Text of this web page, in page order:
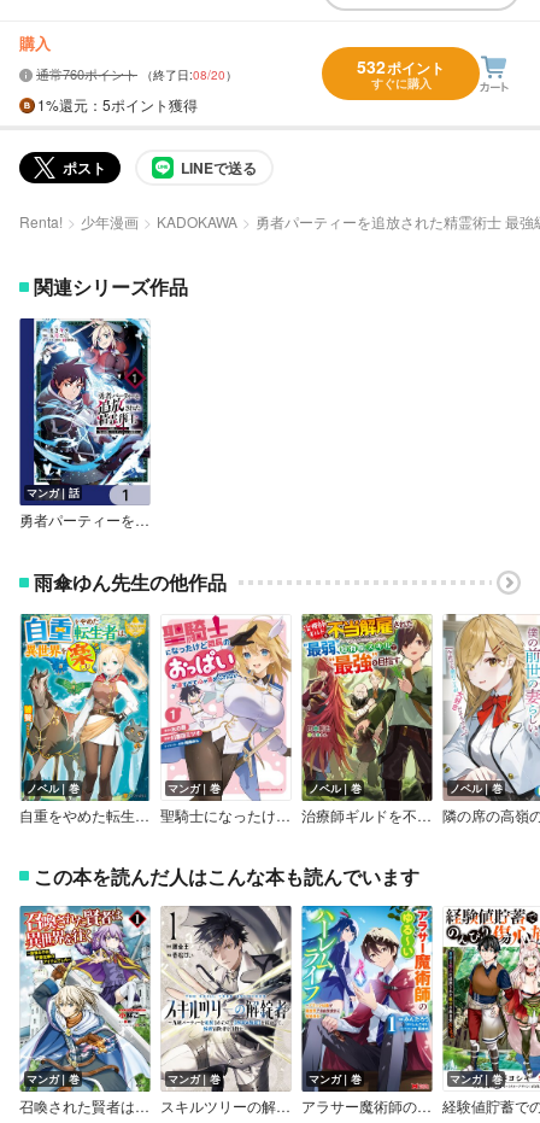
購入
通常760ポイント （終了日:08/20）
1%還元 ：5ポイント獲得
532ポイント
すぐに購入
ポスト LINEで送る
Renta! 少年漫画 KADOKAWA 勇者パーティーを追放された精霊術士 最
関連シリーズ作品
マンガ｜話
勇者パーティーを追放された精霊術士 最強級に覚醒した不遇職、真の仲間と五大ダンジョンを制覇する【分冊版】
雨傘ゆん先生の他作品
ノベル｜巻
自重をやめた転生者は、異世界を楽しむ
マンガ｜巻
聖騎士になったけど団長のおっぱいが凄すぎて心が清められない
ノベル｜巻
治療師ギルドを不当解雇された“最弱”、超有能スキルで“最強”を目指す
ノベル｜巻
この本を読んだ人はこんな本も読んでいます
マンガ｜巻
召喚された賢者は異世界を往く ～最強なのは不要在庫のアイテムでした～
マンガ｜巻
スキルツリーの解錠者～A級パーティーを追放されたので【解錠＆施錠】を活かして、S級冒険者を目指す～
マンガ｜巻
アラサー魔術師のゆる～いハーレムライフ～ブラック社畜が異世界で自由気ままに有給消化～（コミック）
マンガ｜巻